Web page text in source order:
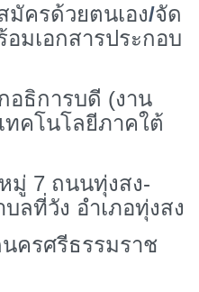
มัครด้วยตนเอง/จัด
มเอกสารประกอบ
การบดี (งาน
ทคโนโลยีภาคใต้
หมู่ 7 ถนนทุ่งสง-
ลที่วัง อำเภอทุ่งสง
ครศรีธรรมราช